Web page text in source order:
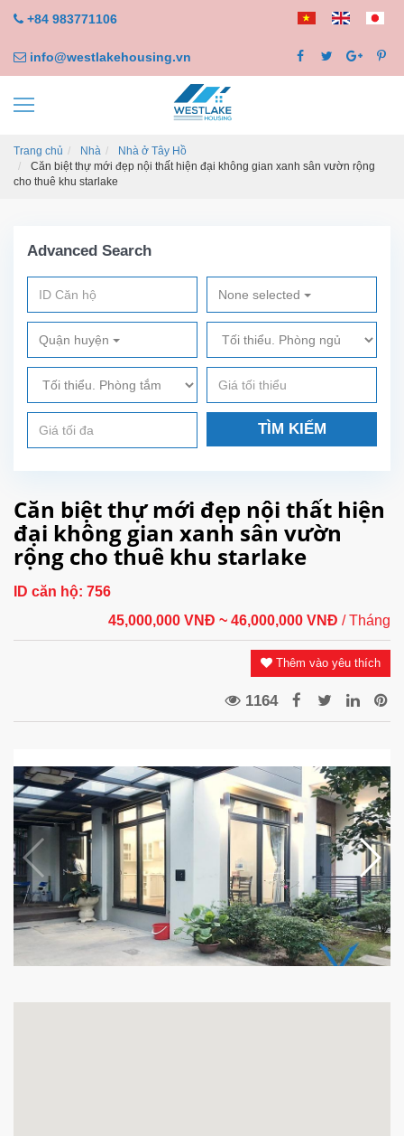
+84 983771106
info@westlakehousing.vn
Trang chủ Nhà
Nhà ở Tây Hồ
Căn biệt thự mới đẹp nội thất hiện đại không gian xanh sân vườn rộng
cho thuê khu starlake
Advanced Search
None selected
Quận huyện
TÌM KIẾM
Căn biệt thự mới đẹp nội thất hiện
đại không gian xanh sân vườn
rộng cho thuê khu starlake
ID căn hộ: 756
45,000,000 VNĐ ~ 46,000,000 VNĐ / Tháng
Thêm vào yêu thích
1164